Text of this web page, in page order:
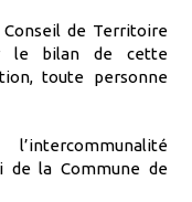
de Territoire
le bilan de cette
toute personne
de la Commune de